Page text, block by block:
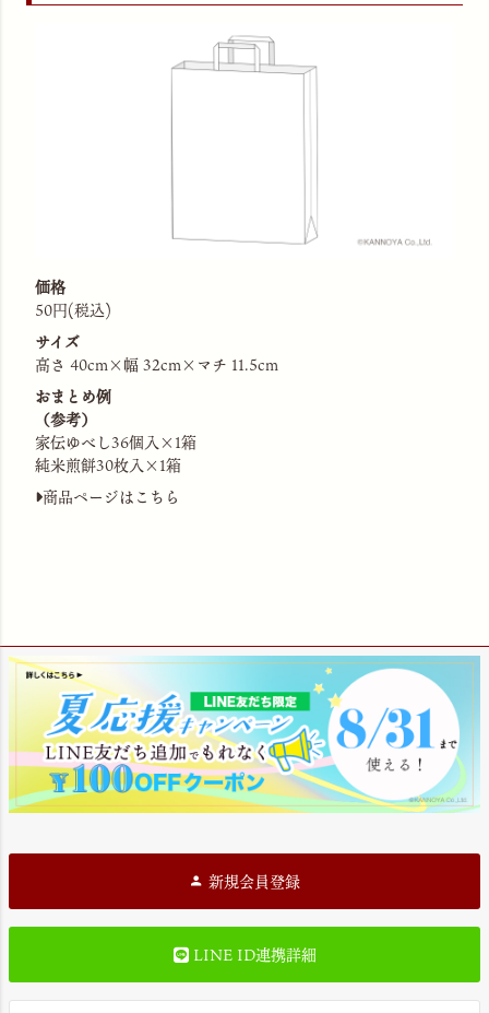
価格
50円(税込)
サイズ
高さ 40cm×幅 32cm×マチ 11.5cm
おまとめ例
（参考）
家伝ゆべし36個入×1箱
純米煎餅30枚入×1箱
商品ページはこちら
新規会員登録
LINE ID連携詳細